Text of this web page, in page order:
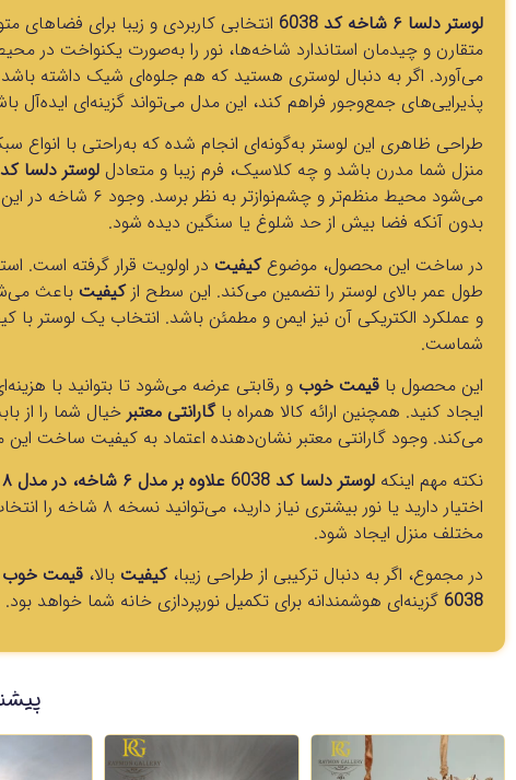
لوستر دلسا ۶ شاخه کد 6038
انتخابی کاربردی و زیبا برای
متقارن و چیدمان استاندارد شاخه‌ها، نور را به‌صورت یکنواخت
می‌آورد. اگر به دنبال لوستری هستید که هم جلوه‌ای شیک داشته
پذیرایی‌های جمع‌وجور فراهم کند، این مدل می‌تواند گزینه‌ای ایده‌آل
طراحی ظاهری این لوستر به‌گونه‌ای انجام شده که به‌راحتی با
منزل شما مدرن باشد و چه کلاسیک، فرم زیبا و متعادل لوستر دلسا کد 6038
می‌شود محیط منظم‌تر و
بدون آنکه فضا بیش از حد شلوغ یا سنگین دیده شود.
در ساخت این محصول، موضوعکیفیت در اولویت قرار گرفته است.
طول عمر بالای لوستر را تضمین می‌کند. این سطح ازکیفیت باعث
و عملکرد الکتریکی آن نیز ایمن و مطمئن باشد. انتخاب یک لوستر با
شماست.
این محصول با قیمت خوب و رقابتی عرضه می‌شود تا بتوانید با
ایجاد کنید. همچنین ارائه کالا همراه باگارانتی معتبر خیال شما را از
می‌کند. وجود گارانتی معتبر نشان‌دهنده اعتماد به کیفیت ساخت
نکته مهم اینکه لوستر دلسا کد 6038 علاوه بر مدل ۶ شاخه، در مدل ۸ شاخه نیز موجود است
اختیار دارید یا نور
مختلف منزل ایجاد شود.
در مجموع، اگر به دنبال ترکیبی از طراحی زیبا،کیفیت بالا، قیمت خوب
6038 گزینه‌ای هوشمندانه برای تکمیل نورپردازی خانه شما خواهد بود.